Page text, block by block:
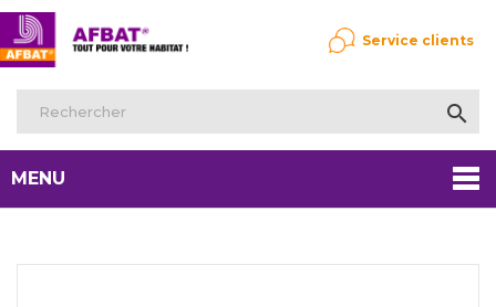

Service clients
MENU